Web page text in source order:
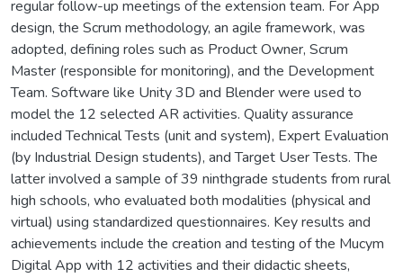
regular follow-up meetings of the extension team. For App
design, the Scrum methodology, an agile framework, was
adopted, defining roles such as Product Owner, Scrum
Master (responsible for monitoring), and the Development
Team. Software like Unity 3D and Blender were used to
model the 12 selected AR activities. Quality assurance
included Technical Tests (unit and system), Expert Evaluation
(by Industrial Design students), and Target User Tests. The
latter involved a sample of 39 ninthgrade students from rural
high schools, who evaluated both modalities (physical and
virtual) using standardized questionnaires. Key results and
achievements include the creation and testing of the Mucym
Digital App with 12 activities and their didactic sheets,